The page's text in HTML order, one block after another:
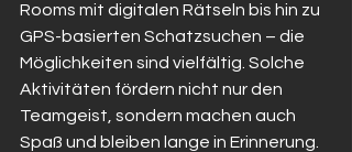
Rooms mit digitalen Rätseln bis hin zu
GPS-basierten Schatzsuchen – die
Möglichkeiten sind vielfältig. Solche
Aktivitäten fördern nicht nur den
Teamgeist, sondern machen auch
Spaß und bleiben lange in Erinnerung.